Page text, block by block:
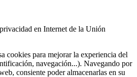
en Internet de la Unión
cookies para mejorar la experiencia del
navegación...). Navegando por
consiente poder almacenarlas en su